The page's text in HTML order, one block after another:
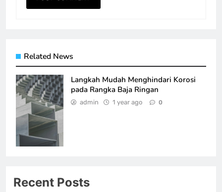
Related News
Langkah Mudah Menghindari Korosi
pada Rangka Baja Ringan
admin 1 year ago 0
Recent Posts